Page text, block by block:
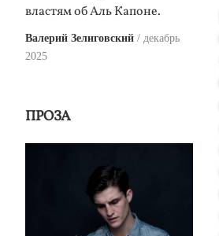
властям об Аль Капоне.
Валерий Зелиговский
декабрь
2025
ПРОЗА